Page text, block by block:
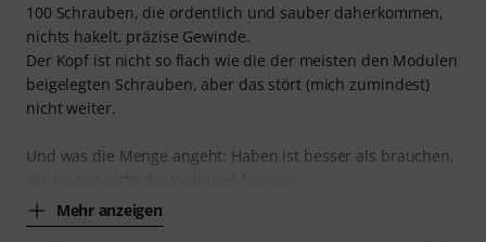
100 Schrauben, die ordentlich und sauber daherkommen,
nichts hakelt, präzise Gewinde.
Der Kopf ist nicht so flach wie die der meisten den Modulen
beigelegten Schrauben, aber das stört (mich zumindest)
nicht weiter.
Und was die Menge angeht: Haben ist besser als brauchen,
Mehr anzeigen